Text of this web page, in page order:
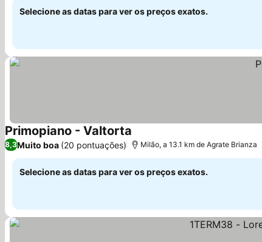
Selecione as datas para ver os preços exatos.
Primopiano - ValtortaVer preços
8,3Muito boa (20 pontuações) Milão, a 13.1 km de Agrate Brianza
Selecione as datas para ver os preços exatos.